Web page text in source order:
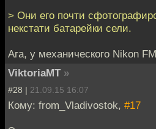
> Они его почти
некстати батарейки сели.
Ага, у механического Nikon
ViktoriaMT »
#28 | 21.09.15 16:07
Кому: from_Vladivostok, #17